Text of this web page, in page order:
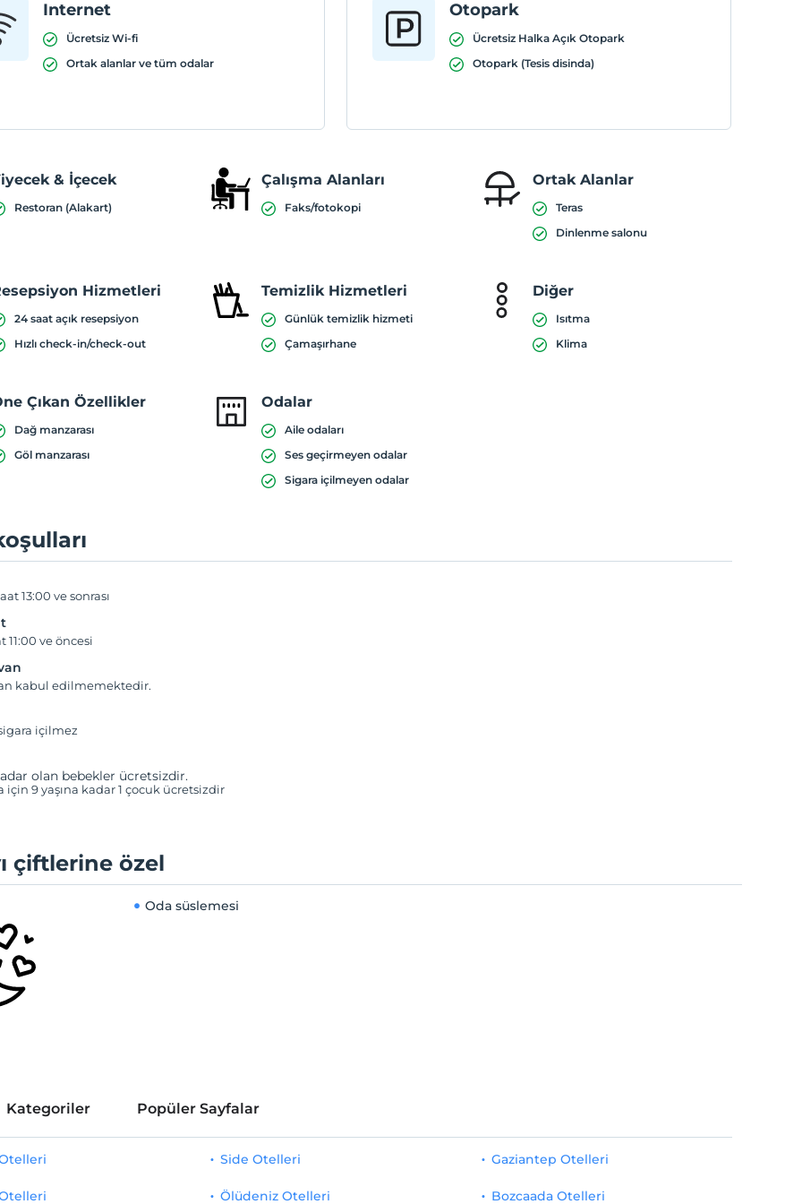
Internet
Ücretsiz Wi-fi
Ortak alanlar ve tüm odalar
Otopark
Ücretsiz Halka Açık Otopark
Otopark (Tesis disinda)
& İçecek
Restoran (Alakart)
Çalışma Alanları
Faks/fotokopi
Ortak Alanlar
Teras
Dinlenme salonu
Hizmetleri
24 saat açık resepsiyon
Hızlı check-in/check-out
Temizlik Hizmetleri
Günlük temizlik hizmeti
Çamaşırhane
Diğer
Isıtma
Klima
Çıkan Özellikler
Dağ manzarası
Göl manzarası
Odalar
Aile odaları
Ses geçirmeyen odalar
Sigara içilmeyen odalar
13:00 ve sonrası
11:00 ve öncesi
kabul edilmemektedir.
içilmez
olan bebekler ücretsizdir.
için 9 yaşına kadar 1 çocuk ücretsizdir
çiftlerine özel
Oda süslemesi
Kategoriler Popüler Sayfalar
Side Otelleri
Ölüdeniz Otelleri
Gaziantep Otelleri
Bozcaada Otelleri